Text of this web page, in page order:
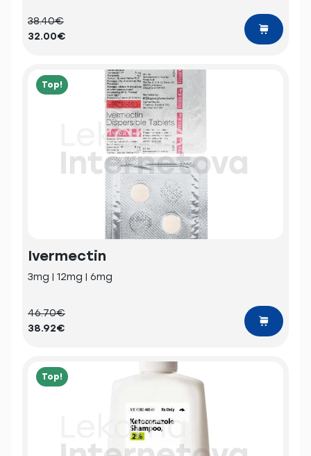
38.40€
32.00€
Top!
Ivermectin
3mg | 12mg | 6mg
46.70€
38.92€
Top!